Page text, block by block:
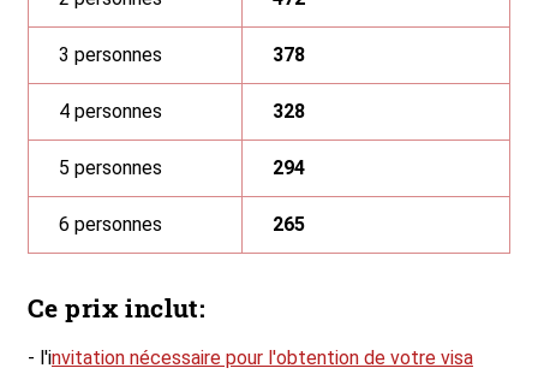
3 personnes 378
4 personnes 328
5 personnes 294
6 personnes 265
Ce prix inclut:
- l'invitation nécessaire pour l'obtention de votre visa